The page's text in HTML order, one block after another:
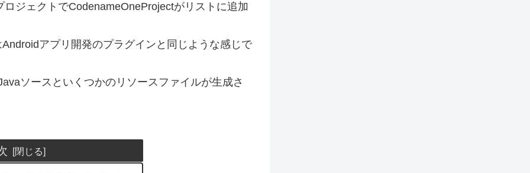
ジェクトでCodenameOneProjectがリストに追加
アプリ開発のプラグインと同じような感じで
ソースといくつかのリソースファイルが生成さ